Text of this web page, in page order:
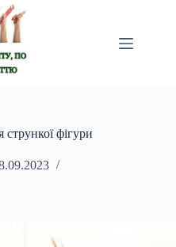
стрункої фігури